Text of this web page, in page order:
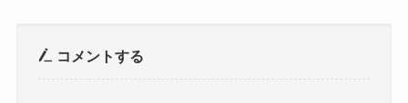
コメントする